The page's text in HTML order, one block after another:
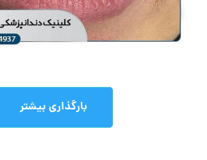
لمینت و کامپوزیت
بارگذاری بیشتر